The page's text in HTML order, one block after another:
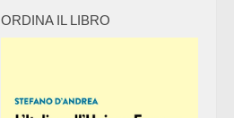
ORDINA IL LIBRO